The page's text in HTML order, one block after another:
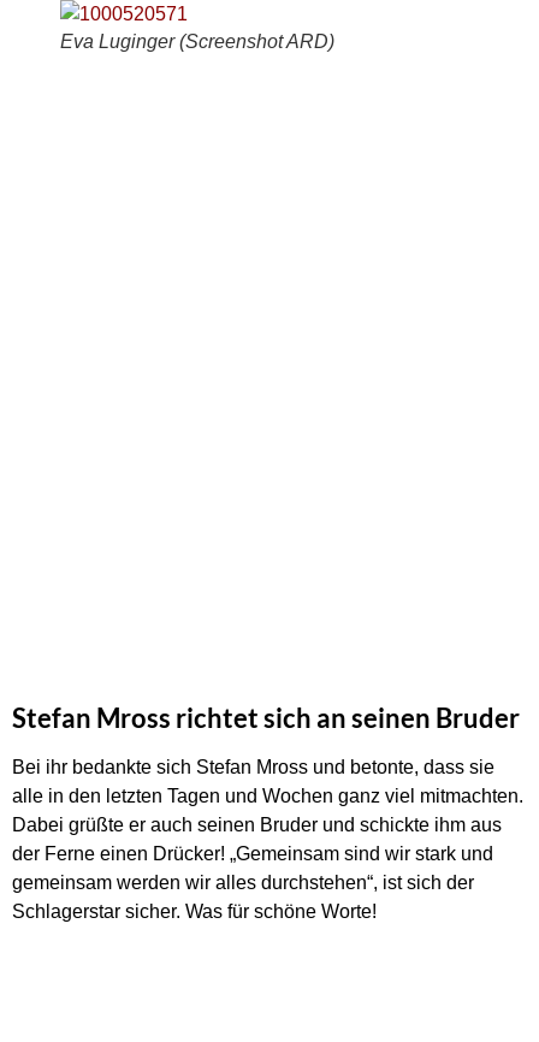
Eva Luginger (Screenshot ARD)
Stefan Mross richtet sich an seinen Bruder
Bei ihr bedankte sich Stefan Mross und betonte, dass sie
alle in den letzten Tagen und Wochen ganz viel mitmachten.
Dabei grüßte er auch seinen Bruder und schickte ihm aus
der Ferne einen Drücker! „Gemeinsam sind wir stark und
gemeinsam werden wir alles durchstehen“, ist sich der
Schlagerstar sicher. Was für schöne Worte!